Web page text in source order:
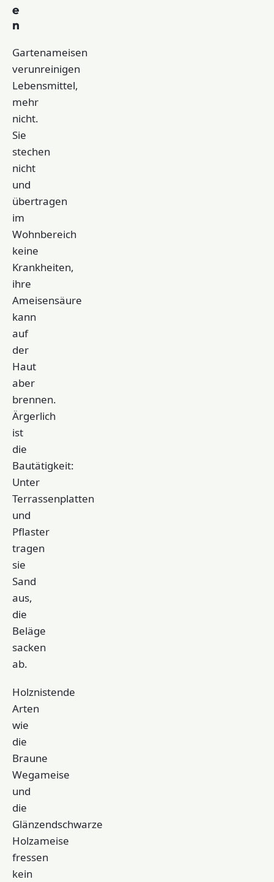
e
n
Gartenameisen
verunreinigen
Lebensmittel,
mehr
nicht.
Sie
stechen
nicht
und
übertragen
im
Wohnbereich
keine
Krankheiten,
ihre
Ameisensäure
kann
auf
der
Haut
aber
brennen.
Ärgerlich
ist
die
Bautätigkeit:
Unter
Terrassenplatten
und
Pflaster
tragen
sie
Sand
aus,
die
Beläge
sacken
ab.
Holznistende
Arten
wie
die
Braune
Wegameise
und
die
Glänzendschwarze
Holzameise
fressen
kein